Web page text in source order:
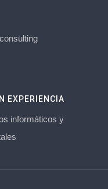
EXPERIENCIA
informáticos y